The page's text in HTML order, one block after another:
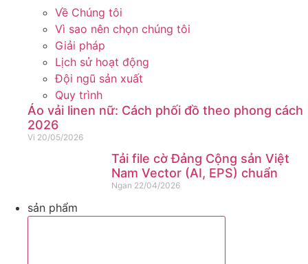
Về Chúng tôi
Vì sao nên chọn chúng tôi
Giải pháp
Lịch sử hoạt động
Đội ngũ sản xuất
Quy trình
Áo vải linen nữ: Cách phối đồ theo phong cách
2026
Vi 20/05/2026
Tải file cờ Đảng Cộng sản Việt
Nam Vector (AI, EPS) chuẩn
Ngan 22/04/2026
sản phẩm